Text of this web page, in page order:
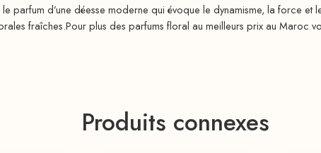
parfum d’une déesse moderne qui évoque le dynamisme, la force
fraîches.Pour plus des parfums floral au meilleurs prix au Maroc
Produits connexes